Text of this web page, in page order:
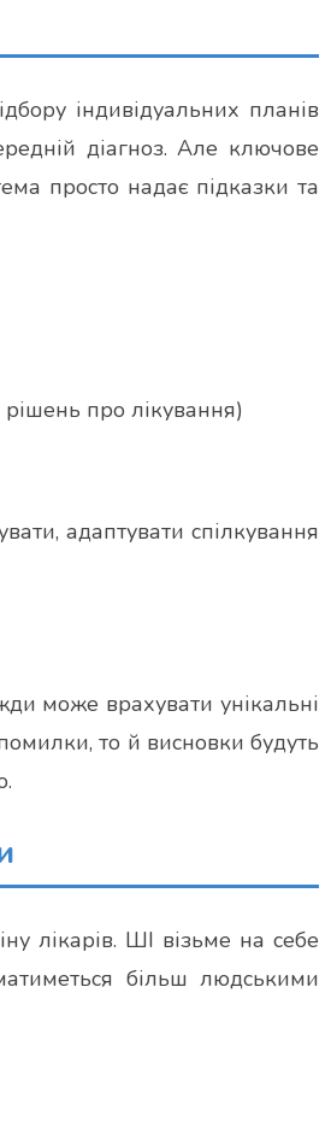
індивідуальних планів
діагноз. Але ключове
просто надає підказки та
про лікування)
адаптувати спілкування
може врахувати унікальні
то й висновки будуть
лікарів. ШІ візьме на себе
більш людськими